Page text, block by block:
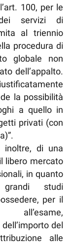
100, per le
servizi di
al triennio
procedura di
globale non
dell’appalto.
la possibilità
a quello in
privati (con
inoltre, di una
libero mercato
in quanto
studi
per il
del
alle